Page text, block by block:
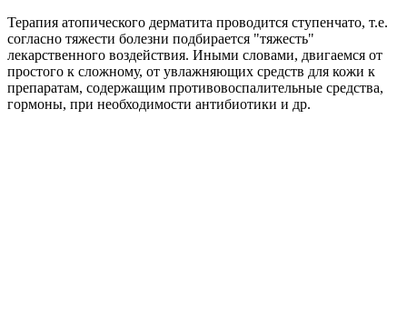
Терапия атопического дерматита проводится ступенчато, т.е.
согласно тяжести болезни подбирается "тяжесть"
лекарственного воздействия. Иными словами, двигаемся от
простого к сложному, от увлажняющих средств для кожи к
препаратам, содержащим противовоспалительные средства,
гормоны, при необходимости антибиотики и др.